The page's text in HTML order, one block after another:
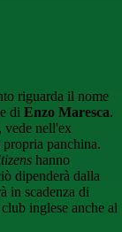
riguarda il nome
di Enzo Maresca.
vede nell'ex
panchina.
hanno
dipenderà dalla
in scadenza di
inglese anche al